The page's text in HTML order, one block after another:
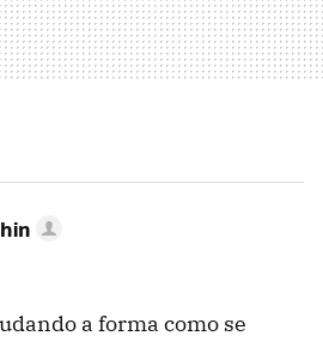
a forma como se